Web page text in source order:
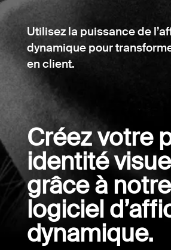
Utilisez la puissance de
dynamique pour
en client.
Créez votre
identité
grâce à notre
logiciel
dynamique.